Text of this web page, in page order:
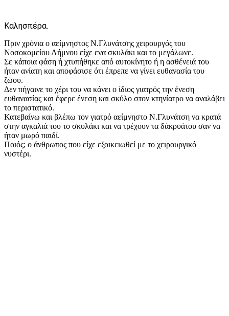
Καλησπέρα.
Πριν χρόνια ο αείμνηστος Ν.Γλυνάτσης χειρουργός του
Νοσοκομείου Λήμνου είχε ενα σκυλάκι και το μεγάλωνε.
Σε κάποια φάση ή χτυπήθηκε από αυτοκίνητο ή η ασθένειά του
ήταν ανίατη και αποφάσισε ότι έπρεπε να γίνει ευθανασία του
ζώου.
Δεν πήγαινε το χέρι του να κάνει ο ίδιος γιατρός την ένεση
ευθανασίας και έφερε ένεση και σκύλο στον κτηνίατρο να αναλάβει
το περιστατικό.
Κατεβαίνω και βλέπω τον γιατρό αείμνηστο Ν.Γλυνάτση να κρατά
στην αγκαλιά του το σκυλάκι και να τρέχουν τα δάκρυάτου σαν να
ήταν μωρό παιδί.
Ποιός; ο άνθρωπος που είχε εξοικειωθεί με το χειρουργικό
νυστέρι.